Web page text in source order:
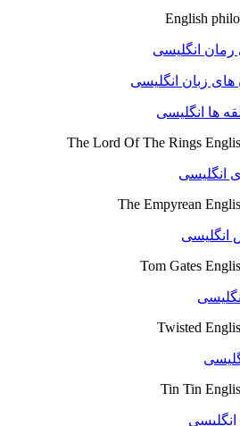
English
انگلیسی
زبان انگلیسی
ها انگلیسی
The Lord Of The Rings
انگلیسی
The Empyrean
انگلیسی
Tom Gates
Twisted
Tin Tin